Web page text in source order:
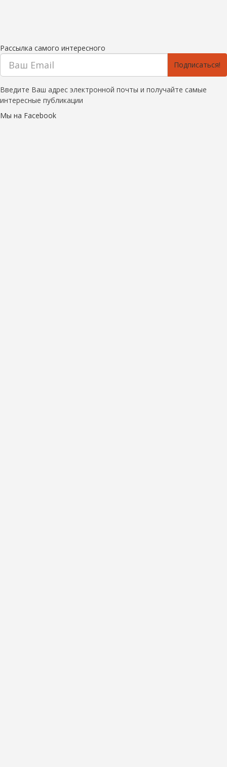
Рассылка самого интересного
Подписаться!
Введите Ваш адрес электронной почты и получайте самые
интересные публикации
Мы на Facebook